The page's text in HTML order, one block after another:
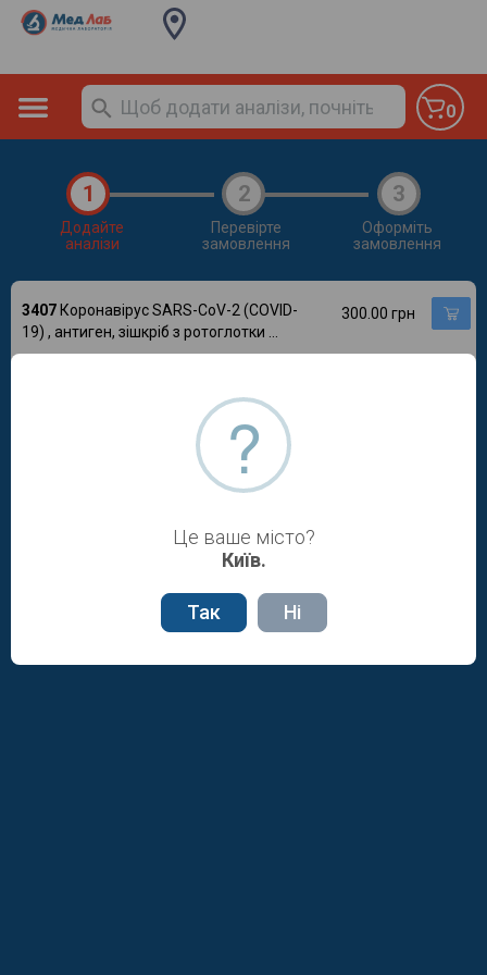
0
1
Додайте
аналізи
2
Перевірте
замовлення
3
Оформіть
замовлення
3407 Коронавірус SARS-CoV-2 (COVID-
19) , антиген, зішкріб з ротоглотки
300.00 грн
19), антитіла IgM (методом ІФА)
Коронавірус SARS-CoV-2 (COVID-
19), антитіла IgG, методом ІФА
19), зішкріб з ротоглотки, носоглот ...
?
Це ваше місто?
Київ.
Так Ні